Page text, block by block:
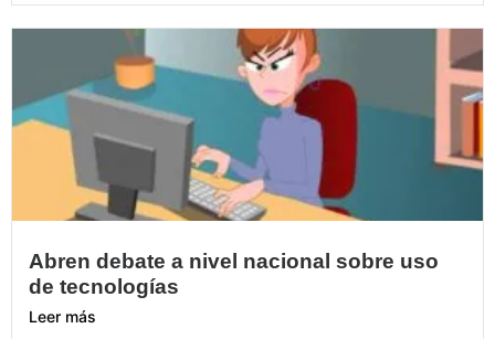
Abren debate a nivel nacional sobre uso
de tecnologías
Leer más